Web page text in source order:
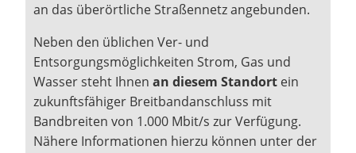
an das überörtliche Straßennetz angebunden.
Neben den üblichen Ver- und
Entsorgungsmöglichkeiten Strom, Gas und
Wasser steht Ihnen an diesem Standortein
zukunftsfähiger Breitbandanschluss mit
Bandbreiten von 1.000 Mbit/s zur Verfügung.
Nähere Informationen hierzu können unter der